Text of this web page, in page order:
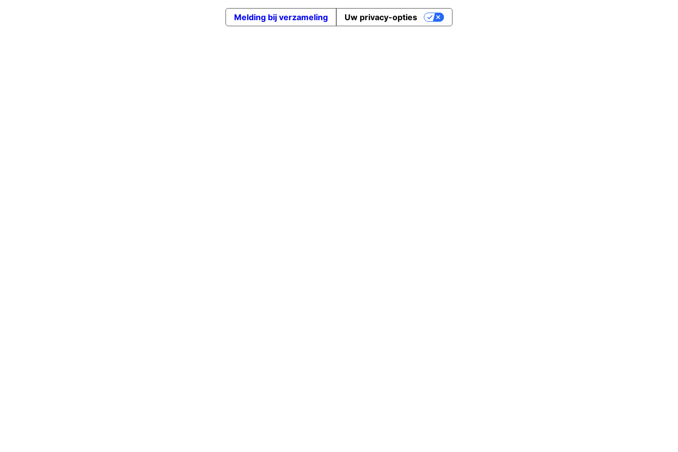
Melding bij verzameling Uw privacy-opties